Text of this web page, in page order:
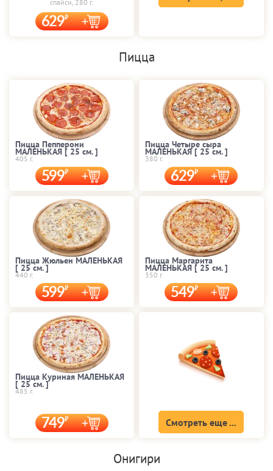
спайси, 280 г.
629
Пицца
Пицца Пепперони
МАЛЕНЬКАЯ [ 25 cм. ]
405 г.
599
Пицца Четыре сыра
МАЛЕНЬКАЯ [ 25 cм. ]
380 г.
629
Пицца Жюльен МАЛЕНЬКАЯ
[ 25 cм. ]
440 г.
599
Пицца Маргарита
МАЛЕНЬКАЯ [ 25 cм. ]
350 г.
549
Пицца Куриная МАЛЕНЬКАЯ
[ 25 cм. ]
485 г.
749 Смотреть еще ...
Онигири